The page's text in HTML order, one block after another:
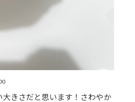
きさだと思います！さわやか